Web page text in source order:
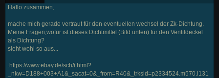
Hallo zusammen,
mache mich gerade vertraut für den eventuellen wechsel der Zk-Dichtung.
Meine Fragen,wofür ist dieses Dichtmittel (Bild unten) für den Ventildeckel
als Dichtung?
sieht wohl so aus...
.https://www.ebay.de/sch/i.html?
_nkw=D188+003+A1&_sacat=0&_from=R40&_trksid=p2334524.m570.l131